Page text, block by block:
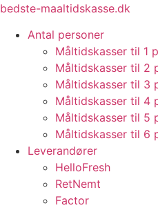
Videre
indhold
bedste-maaltidskasse.dk
Antal personer
Måltidskasser til 1
Måltidskasser til 2
Måltidskasser til 3
Måltidskasser til 4
Måltidskasser til 5
Måltidskasser til 6
Leverandører
HelloFresh
RetNemt
Factor